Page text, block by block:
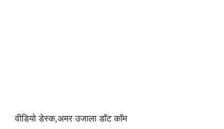
वीडियो डेस्क,अमर उजाला डॉट कॉम